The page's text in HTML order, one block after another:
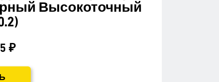
Высокоточный
₽